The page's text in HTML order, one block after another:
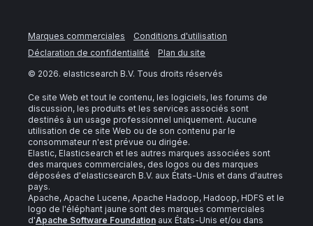
Marques commerciales
Conditions d'utilisation
Déclaration de confidentialité
Plan du site
© 2026. elasticsearch B.V. Tous droits réservés
Ce site Web et tout le contenu, les logiciels, les forums de
discussion, les produits et les services associés sont
destinés à un usage professionnel uniquement. Aucune
utilisation de ce site Web ou de son contenu par le
consommateur n'est prévue ou dirigée.
Elastic, Elasticsearch et les autres marques associées sont
des marques commerciales, des logos ou des marques
déposées d'elasticsearch B.V. aux États-Unis et dans d'autres
pays.
Apache, Apache Lucene, Apache Hadoop, Hadoop, HDFS et le
logo de l'éléphant jaune sont des marques commerciales
d'Apache Software Foundation aux États-Unis et/ou dans